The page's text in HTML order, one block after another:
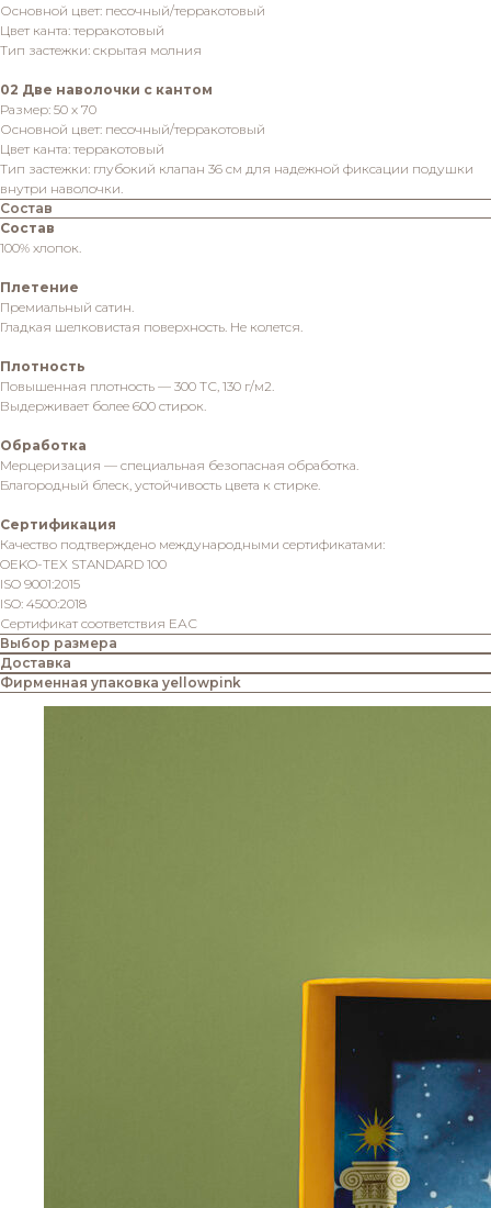
Основной цвет: песочный/терракотовый
Цвет канта: терракотовый
Тип застежки: скрытая молния
02 Две наволочки с кантом
Размер: 50 х 70
Основной цвет: песочный/терракотовый
Цвет канта: терракотовый
Тип застежки: глубокий клапан 36 см для надежной фиксации подушки
внутри наволочки.
Состав
Состав
100% хлопок.
Плетение
Премиальный сатин.
Гладкая шелковистая поверхность. Не колется.
Плотность
Повышенная плотность — 300 ТС, 130 г/м2.
Выдерживает более 600 стирок.
Обработка
Мерцеризация — специальная безопасная обработка.
Благородный блеск, устойчивость цвета к стирке.
Сертификация
Качество подтверждено международными сертификатами:
OEKO-TEX STANDARD 100
ISO 9001:2015
ISO: 4500:2018
Сертификат соответствия ЕАС
Выбор размера
Доставка
Фирменная упаковка yellowpink